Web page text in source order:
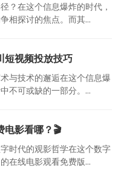
？在这个信息爆炸的时代，
相探讨的焦点。而其...
短视频投放技巧
与技术的邂逅在这个信息爆
不可或缺的一部分。...
电影看哪？🎬
时代的观影哲学在这个数字
在线电影观看免费版...